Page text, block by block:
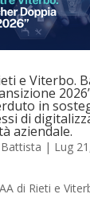
e Viterbo.
in
di
aziendale.
| Lug
di Rieti e